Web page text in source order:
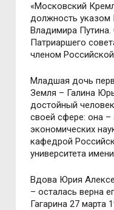
«Московский
должность указом
Владимира Путина.
Патриаршего
членом
Младшая дочь
Земля – Галина
достойный
своей сфере: она
экономических
кафедрой
университета
Вдова Юрия
– осталась верна
Гагарина 27 марта